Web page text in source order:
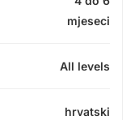
mjeseci
All levels
hrvatski